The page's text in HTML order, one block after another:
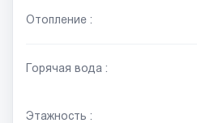
Отопление :
Горячая вода :
Этажность :